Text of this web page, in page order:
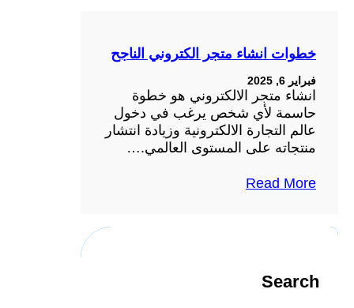
خطوات انشاء متجر الكتروني الناجح
فبراير 6, 2025
انشاء متجر الالكتروني هو خطوة
حاسمة لأي شخص يرغب في دخول
عالم التجارة الالكترونية وزيادة انتشار
منتجاته على المستوى العالمي.…
Read More
Search